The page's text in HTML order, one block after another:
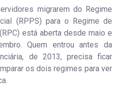
migrarem do Regime
(RPPS) para o Regime de
está aberta desde maio e
Quem entrou antes da
de 2013, precisa ficar
os dois regimes para ver